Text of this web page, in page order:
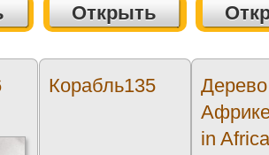
Открыть
Корабль135
in